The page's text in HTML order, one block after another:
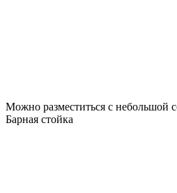
Можно разместиться с небольшой
Барная стойка